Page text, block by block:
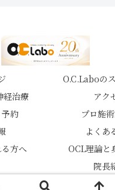
O.C.Laboの
経治療
アク
約
プロ施
よくあ
方へ
OCL理論と
院長
スポーツ鍼灸整体院 O.C.Labo.